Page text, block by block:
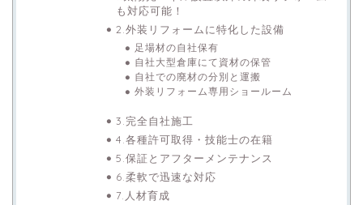
も対応可能！
2.外装リフォームに特化した設備
足場材の自社保有
自社大型倉庫にて資材の保管
自社での廃材の分別と運搬
外装リフォーム専用ショールーム
3.完全自社施工
4.各種許可取得・技能士の在籍
5.保証とアフターメンテナンス
6.柔軟で迅速な対応
7.人材育成